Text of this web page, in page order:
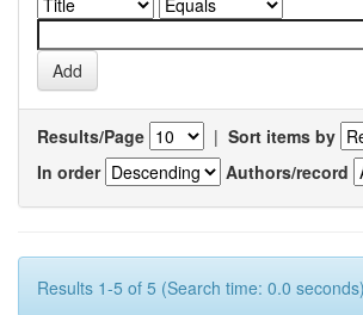
Results/Page | Sort items by
In order
Authors/record
Results 1-5 of 5 (Search time: 0.0